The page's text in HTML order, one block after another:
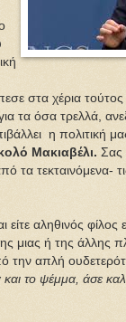
στα χέρια
τα όσα τρελλά,
η πολιτική
Μακιαβέλι. Σας
τα
αληθινός φίλος
μιας ή της άλλης
την απλή
το ψέμμα, άσε